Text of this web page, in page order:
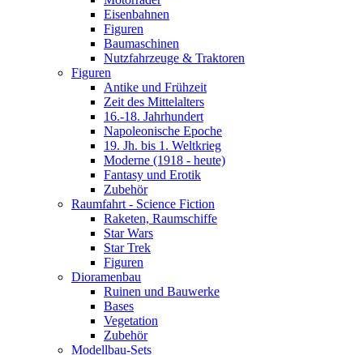
Eisenbahnen
Figuren
Baumaschinen
Nutzfahrzeuge & Traktoren
Figuren
Antike und Frühzeit
Zeit des Mittelalters
16.-18. Jahrhundert
Napoleonische Epoche
19. Jh. bis 1. Weltkrieg
Moderne (1918 - heute)
Fantasy und Erotik
Zubehör
Raumfahrt - Science Fiction
Raketen, Raumschiffe
Star Wars
Star Trek
Figuren
Dioramenbau
Ruinen und Bauwerke
Bases
Vegetation
Zubehör
Modellbau-Sets